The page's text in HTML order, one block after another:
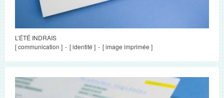
L’ÉTÉ INDRAIS
[ communication ]
[ identité ] [ image imprimée ]